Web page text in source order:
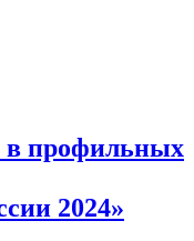
в профильных
2024»